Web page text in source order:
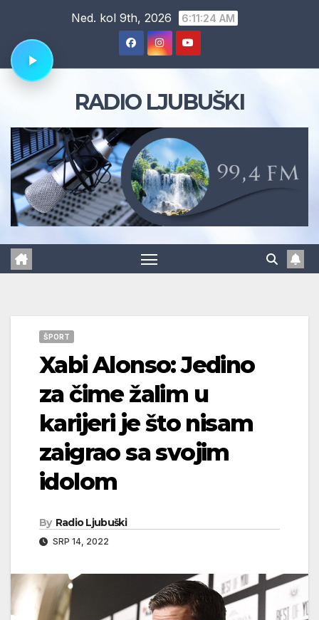
content
Ned. kol 9th, 2026 6:11:25 AM
RADIO LJUBUŠKI
ŠPORT
Xabi Alonso: Jedino
za čime žalim u
karijeri je što nisam
zaigrao sa svojim
idolom
By Radio Ljubuški
SRP 14, 2022